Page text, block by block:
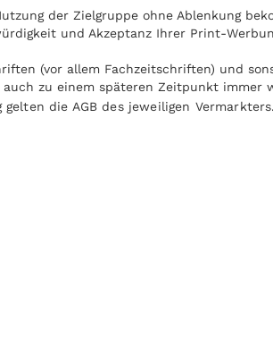
der Zielgruppe ohne Ablenkung
und Akzeptanz Ihrer Print-
(vor allem Fachzeitschriften) und
zu einem späteren Zeitpunkt immer
gelten die AGB des jeweiligen